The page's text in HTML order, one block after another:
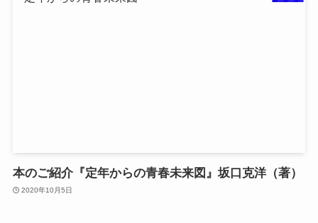
本のご紹介『定年からの青春未来図』坂口克洋（著）
2020年10月5日